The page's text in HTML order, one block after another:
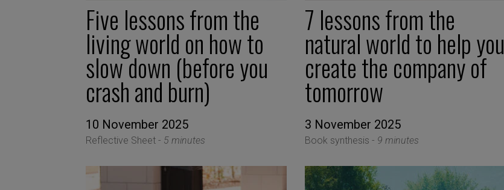
Five lessons from the
living world on how to
slow down (before you
crash and burn)
10 November 2025
Reflective Sheet - 5 minutes
7 lessons from the
natural world to help you
create the company of
tomorrow
3 November 2025
Book synthesis - 9 minutes